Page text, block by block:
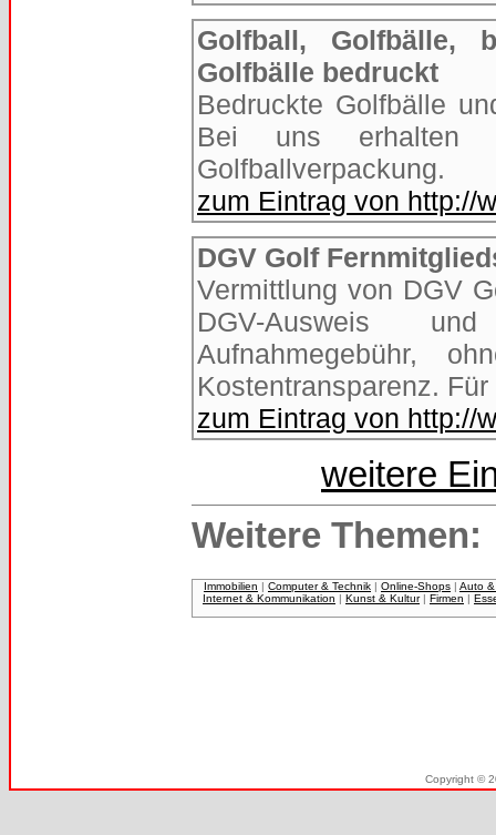
Golfball, Golfbälle,
Golfbälle bedruckt
Bedruckte Golfbälle
Bei uns
Golfballverpackung.
zum Eintrag von http://
DGV Golf
Vermittlung von DGV
DGV-Ausweis
Aufnahmegebühr,
Kostentransparenz.
zum Eintrag von http://
weitere
Weitere Themen:
Immobilien | Computer & Technik | Online-Shops | Auto &
Internet & Kommunikation | Kunst & Kultur| Firmen |
Copyright ©